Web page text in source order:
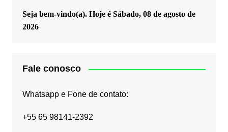
Seja bem-vindo(a). Hoje é Sábado, 08 de agosto de
2026
Fale conosco
Whatsapp e Fone de contato:
+55 65 98141-2392